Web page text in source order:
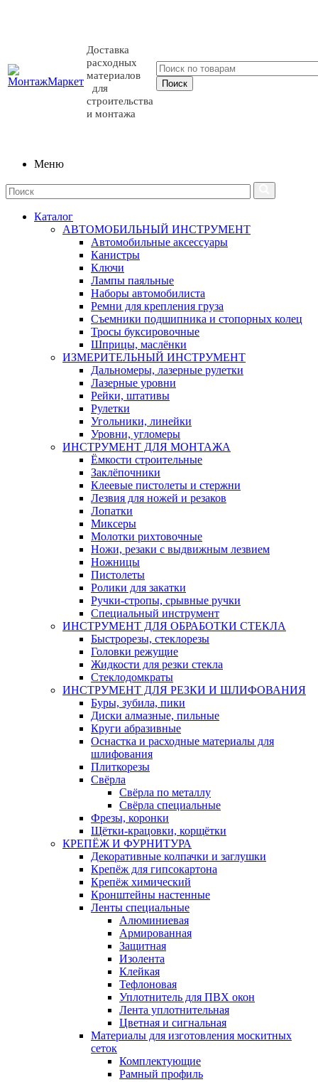
Доставка
расходных
материалов
для
строительства
и монтажа
Меню
Каталог
АВТОМОБИЛЬНЫЙ ИНСТРУМЕНТ
Автомобильные аксессуары
Канистры
Ключи
Лампы паяльные
Наборы автомобилиста
Ремни для крепления груза
Съемники подшипника и стопорных колец
Тросы буксировочные
Шприцы, маслёнки
ИЗМЕРИТЕЛЬНЫЙ ИНСТРУМЕНТ
Дальномеры, лазерные рулетки
Лазерные уровни
Рейки, штативы
Рулетки
Угольники, линейки
Уровни, угломеры
ИНСТРУМЕНТ ДЛЯ МОНТАЖА
Ёмкости строительные
Заклёпочники
Клеевые пистолеты и стержни
Лезвия для ножей и резаков
Лопатки
Миксеры
Молотки рихтовочные
Ножи, резаки с выдвижным лезвием
Ножницы
Пистолеты
Ролики для закатки
Ручки-стропы, срывные ручки
Специальный инструмент
ИНСТРУМЕНТ ДЛЯ ОБРАБОТКИ СТЕКЛА
Быстрорезы, стеклорезы
Головки режущие
Жидкости для резки стекла
Стеклодомкраты
ИНСТРУМЕНТ ДЛЯ РЕЗКИ И ШЛИФОВАНИЯ
Буры, зубила, пики
Диски алмазные, пильные
Круги абразивные
Оснастка и расходные материалы для
шлифования
Плиткорезы
Свёрла
Свёрла по металлу
Свёрла специальные
Фрезы, коронки
Щётки-крацовки, корщётки
КРЕПЁЖ И ФУРНИТУРА
Декоративные колпачки и заглушки
Крепёж для гипсокартона
Крепёж химический
Кронштейны настенные
Ленты специальные
Алюминиевая
Армированная
Защитная
Изолента
Клейкая
Тефлоновая
Уплотнитель для ПВХ окон
Лента уплотнительная
Цветная и сигнальная
Материалы для изготовления москитных
сеток
Комплектующие
Рамный профиль